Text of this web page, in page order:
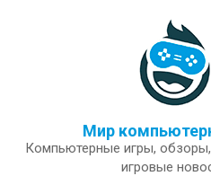
Мир
Компьютерные игры,
игровые